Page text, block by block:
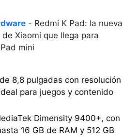
- Redmi K Pad: la nueva
Xiaomi que llega para
mini
8,8 pulgadas con resolución
para juegos y contenido
Dimensity 9400+, con
16 GB de RAM y 512 GB